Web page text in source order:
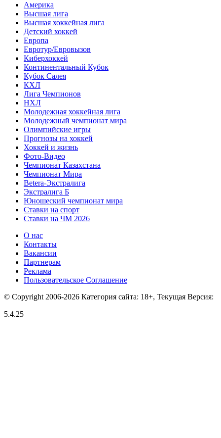
Америка
Высшая лига
Высшая хоккейная лига
Детский хоккей
Европа
Евротур/Евровызов
Киберхоккей
Континентальный Кубок
Кубок Салея
КХЛ
Лига Чемпионов
НХЛ
Молодежная хоккейная лига
Молодежный чемпионат мира
Олимпийские игры
Прогнозы на хоккей
Хоккей и жизнь
Фото-Видео
Чемпионат Казахстана
Чемпионат Мира
Betera-Экстралига
Экстралига Б
Юношеский чемпионат мира
Ставки на спорт
Ставки на ЧМ 2026
О нас
Контакты
Вакансии
Партнерам
Реклама
Пользовательское Соглашение
© Copyright 2006-2026 Категория сайта: 18+, Текущая Версия:
5.4.25